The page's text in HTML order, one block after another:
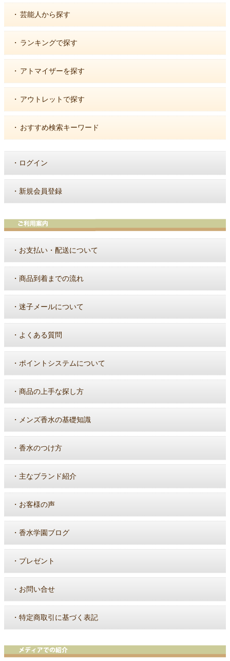
・ 芸能人から探す
・ ランキングで探す
・ アトマイザーを探す
・ アウトレットで探す
・ おすすめ検索キーワード
・ ログイン
・ 新規会員登録
・ お支払い・配送について
・ 商品到着までの流れ
・ 迷子メールについて
・ よくある質問
・ ポイントシステムについて
・ 商品の上手な探し方
・ メンズ香水の基礎知識
・ 香水のつけ方
・ 主なブランド紹介
・ お客様の声
・ 香水学園ブログ
・ プレゼント
・ お問い合せ
・ 特定商取引に基づく表記